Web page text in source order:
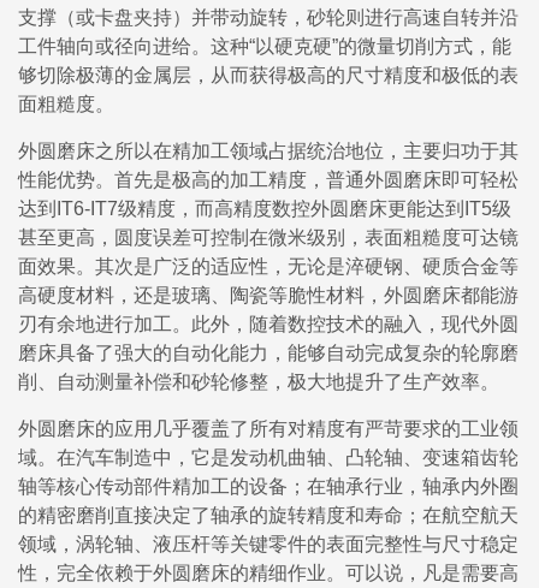
支撑（或卡盘夹持）并带动旋转，砂轮则进行高速自转并沿
工件轴向或径向进给。这种“以硬克硬”的微量切削方式，能
够切除极薄的金属层，从而获得极高的尺寸精度和极低的表
面粗糙度。
外圆磨床之所以在精加工领域占据统治地位，主要归功于其
性能优势。首先是极高的加工精度，普通外圆磨床即可轻松
达到IT6-IT7级精度，而高精度数控外圆磨床更能达到IT5级
甚至更高，圆度误差可控制在微米级别，表面粗糙度可达镜
面效果。其次是广泛的适应性，无论是淬硬钢、硬质合金等
高硬度材料，还是玻璃、陶瓷等脆性材料，外圆磨床都能游
刃有余地进行加工。此外，随着数控技术的融入，现代外圆
磨床具备了强大的自动化能力，能够自动完成复杂的轮廓磨
削、自动测量补偿和砂轮修整，极大地提升了生产效率。
外圆磨床的应用几乎覆盖了所有对精度有严苛要求的工业领
域。在汽车制造中，它是发动机曲轴、凸轮轴、变速箱齿轮
轴等核心传动部件精加工的设备；在轴承行业，轴承内外圈
的精密磨削直接决定了轴承的旋转精度和寿命；在航空航天
领域，涡轮轴、液压杆等关键零件的表面完整性与尺寸稳定
性，完全依赖于外圆磨床的精细作业。可以说，凡是需要高